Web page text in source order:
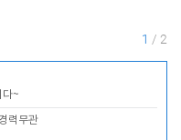
1 / 2
다~
경력무관